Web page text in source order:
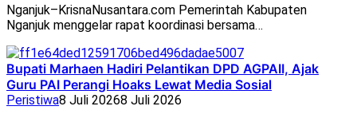
Nganjuk–KrisnaNusantara.com Pemerintah Kabupaten
Nganjuk menggelar rapat koordinasi bersama…
Bupati Marhaen Hadiri Pelantikan DPD AGPAII, Ajak
Guru PAI Perangi Hoaks Lewat Media Sosial
Peristiwa8 Juli 20268 Juli 2026